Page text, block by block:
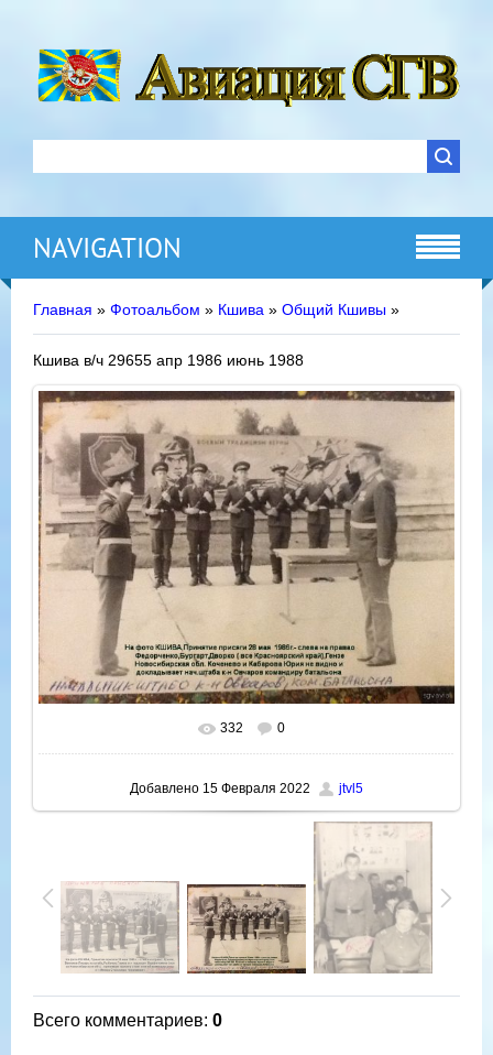
NAVIGATION
Главная » Фотоальбом » Кшива » Общий Кшивы »
Кшива в/ч 29655 апр 1986 июнь 1988
В реальном размере 960x720
332 0
Добавлено 15 Февраля 2022 jtvl5
Всего комментариев: 0